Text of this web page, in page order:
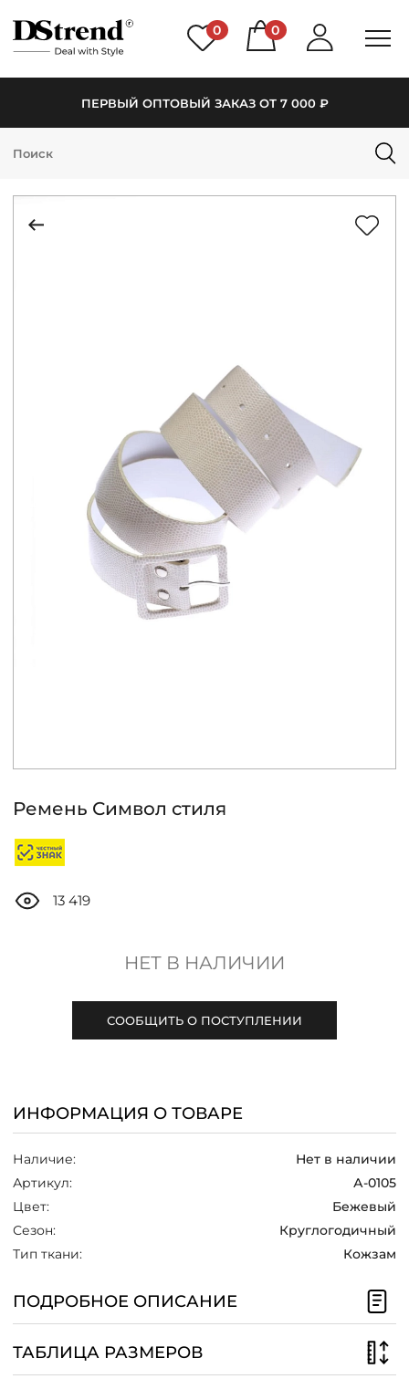
0 0
ПЕРВЫЙ ОПТОВЫЙ ЗАКАЗ ОТ 7 000 ₽
КАТАЛОГ
НОВИНКИ
КОНТАКТЫ
ЖУРНАЛ
РОЗНИЧНЫМ ПОКУПАТЕЛЯМ
MANAGER@DSTREND.RU
ЗАКАЗАТЬ ЗВОНОК
Ремень Символ стиля
13 419
НЕТ В НАЛИЧИИ
СООБЩИТЬ О ПОСТУПЛЕНИИ
ИНФОРМАЦИЯ О ТОВАРЕ
Наличие:
Нет в наличии
Артикул:
А-0105
Цвет:
Бежевый
Сезон:
Круглогодичный
Тип ткани:
Кожзам
ПОДРОБНОЕ ОПИСАНИЕ
ТАБЛИЦА РАЗМЕРОВ